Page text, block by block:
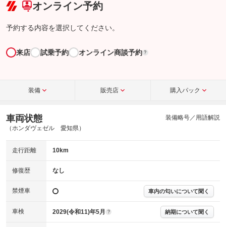
オンライン予約
予約する内容を選択してください。
来店 試乗予約 オンライン商談予約 ?
装備 販売店 購入パック
車両状態
（ホンダヴェゼル 愛知県）
装備略号／用語解説
走行距離 10km
修復歴 なし
禁煙車 車内の匂いについて聞く
車検 2029(令和11)年5月 ? 納期について聞く